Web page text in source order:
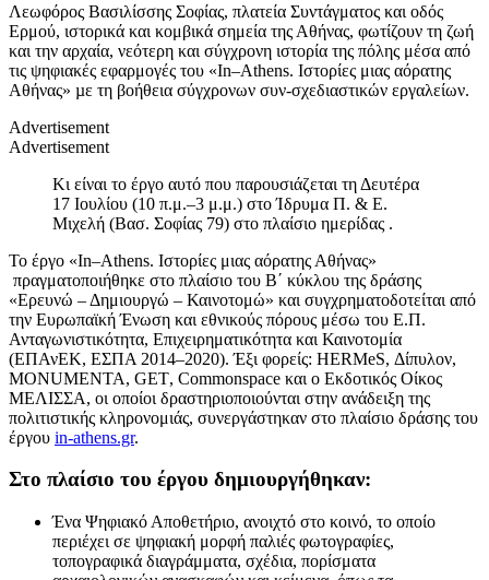
Λεωφόρος Βασιλίσσης Σοφίας, πλατεία Συντάγματος και οδός
Ερμού, ιστορικά και κομβικά σημεία της Αθήνας, φωτίζουν τη ζωή
και την αρχαία, νεότερη και σύγχρονη ιστορία της πόλης μέσα από
τις ψηφιακές εφαρμογές του «In–Athens. Ιστορίες μιας αόρατης
Αθήνας» µε τη βοήθεια σύγχρονων συν-σχεδιαστικών εργαλείων.
Advertisement
Advertisement
Κι είναι το έργο αυτό που παρουσιάζεται τη Δευτέρα
17 Ιουλίου (10 π.μ.–3 μ.μ.) στο Ίδρυμα Π. & Ε.
Μιχελή (Βασ. Σοφίας 79) στο πλαίσιο ημερίδας .
Το έργο «In–Athens. Ιστορίες μιας αόρατης Αθήνας»
πραγματοποιήθηκε στο πλαίσιο του Β΄ κύκλου της δράσης
«Ερευνώ – Δημιουργώ – Καινοτομώ» και συγχρηματοδοτείται από
την Ευρωπαϊκή Ένωση και εθνικούς πόρους μέσω του Ε.Π.
Ανταγωνιστικότητα, Επιχειρηματικότητα και Καινοτομία
(ΕΠΑνΕΚ, ΕΣΠΑ 2014–2020). Έξι φορείς: ΗERMeS, Δίπυλον,
ΜΟΝUMENTA, GET, Commonspace και ο Εκδοτικός Οίκος
ΜΕΛΙΣΣΑ, οι οποίοι δραστηριοποιούνται στην ανάδειξη της
πολιτιστικής κληρονομιάς, συνεργάστηκαν στο πλαίσιο δράσης του
έργου in-athens.gr.
Στο πλαίσιο του έργου δημιουργήθηκαν:
Ένα Ψηφιακό Αποθετήριο, ανοιχτό στο κοινό, το οποίο
περιέχει σε ψηφιακή μορφή παλιές φωτογραφίες,
τοπογραφικά διαγράμματα, σχέδια, πορίσματα